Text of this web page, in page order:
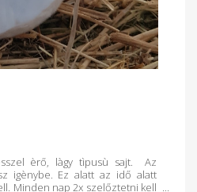
èrő, làgy tìpusù sajt. Az
igènybe. Ez alatt az idő alatt
Minden nap 2x szelőztetni kell